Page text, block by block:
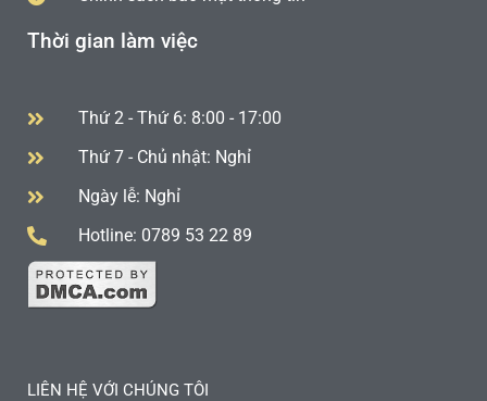
Thời gian làm việc
Thứ 2 - Thứ 6: 8:00 - 17:00
Thứ 7 - Chủ nhật: Nghỉ
Ngày lễ: Nghỉ
Hotline: 0789 53 22 89
LIÊN HỆ VỚI CHÚNG TÔI